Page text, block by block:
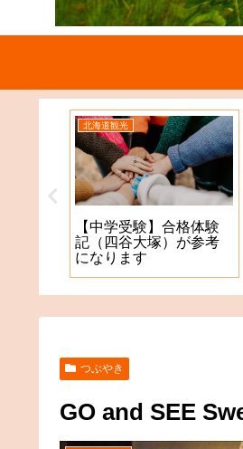
北海道観光
【中学受験】合格体験
記（四谷大塚）が参考
になります
つぶやき
GO and SEE